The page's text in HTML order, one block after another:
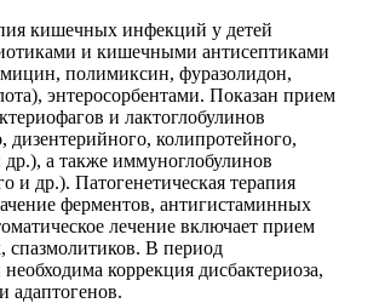
кишечных инфекций у детей
и кишечными антисептиками
полимиксин, фуразолидон,
энтеросорбентами. Показан прием
и лактоглобулинов
дизентерийного, колипротейного,
др.), а также иммуноглобулинов
и др.). Патогенетическая терапия
ферментов, антигистаминных
лечение включает прием
В период
коррекция дисбактериоза,
адаптогенов.